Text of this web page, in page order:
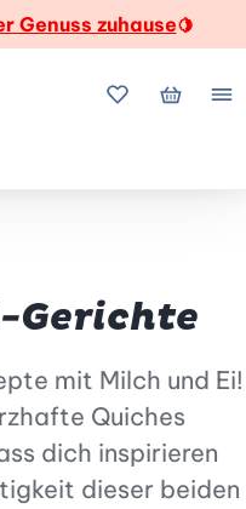
Genuss zuhause🍋
MeineMein
Gerichte
mit Milch und Ei!
Quiches
dich inspirieren
dieser beiden